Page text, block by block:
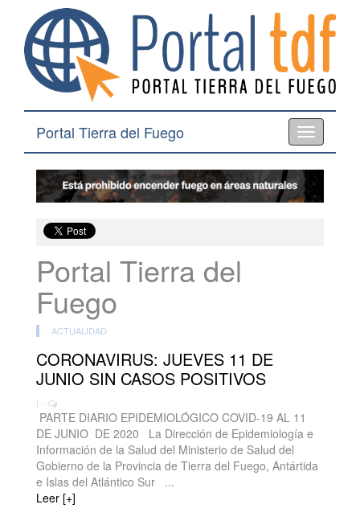
Toggle
navigation
Portal Tierra del Fuego
Portal Tierra del
Fuego
ACTUALIDAD
CORONAVIRUS: JUEVES 11 DE
JUNIO SIN CASOS POSITIVOS
| -
PARTE DIARIO EPIDEMIOLÓGICO COVID-19 AL 11
DE JUNIO DE 2020 La Dirección de Epidemiología e
Información de la Salud del Ministerio de Salud del
Gobierno de la Provincia de Tierra del Fuego, Antártida
e Islas del Atlántico Sur ...
Leer [+]